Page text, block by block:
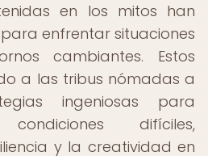
en los mitos han
enfrentar situaciones
cambiantes. Estos
a las tribus nómadas a
ingeniosas para
difíciles,
y la creatividad en